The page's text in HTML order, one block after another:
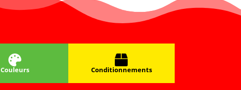
Couleurs Conditionnements